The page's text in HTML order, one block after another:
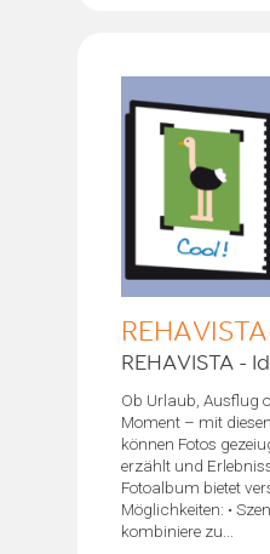
REHAVISTA -
Ob Urlaub, Ausflug
Moment – mit
können Fotos
erzählt und
Fotoalbum bietet
Möglichkeiten: •
kombiniere zu...